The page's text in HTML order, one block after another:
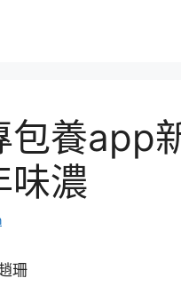
包養app
味濃
珊